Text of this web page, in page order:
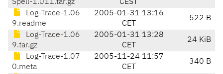
Spell-1.011.tar.gz CEST
Log-Trace-1.06
9.readme
2005-01-31 13:16
CET
522 B
Log-Trace-1.06
9.tar.gz
2005-01-31 13:28
CET
24 KiB
Log-Trace-1.07
0.meta
2005-11-24 11:57
CET
340 B